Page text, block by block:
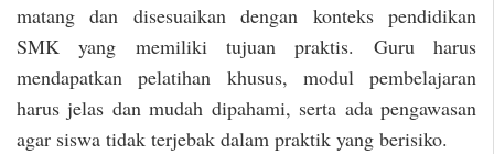
matang dan disesuaikan dengan konteks pendidikan
SMK yang memiliki tujuan praktis. Guru harus
mendapatkan pelatihan khusus, modul pembelajaran
harus jelas dan mudah dipahami, serta ada pengawasan
agar siswa tidak terjebak dalam praktik yang berisiko.